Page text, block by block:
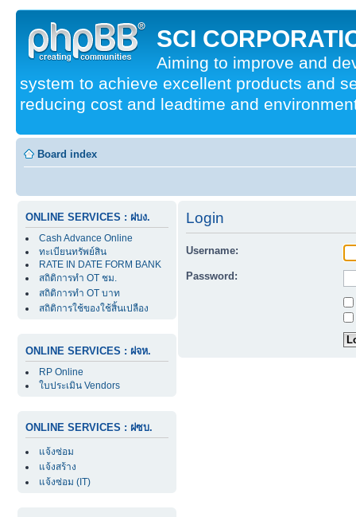
SCI
Aiming to improve and
system to achieve excellent products and
reducing cost and leadtime and
Board index
ONLINE SERVICES : ฝบง.
Cash Advance Online
ทะเบียนทรัพย์สิน
RATE IN DATE FORM BANK
สถิติการทำ OT ชม.
สถิติการทำ OT บาท
สถิติการใช้ของใช้สิ้นเปลือง
ONLINE SERVICES : ฝจห.
RP Online
ใบประเมิน Vendors
ONLINE SERVICES : ฝซบ.
แจ้งซ่อม
แจ้งสร้าง
แจ้งซ่อม (IT)
Login
Username:
Password: